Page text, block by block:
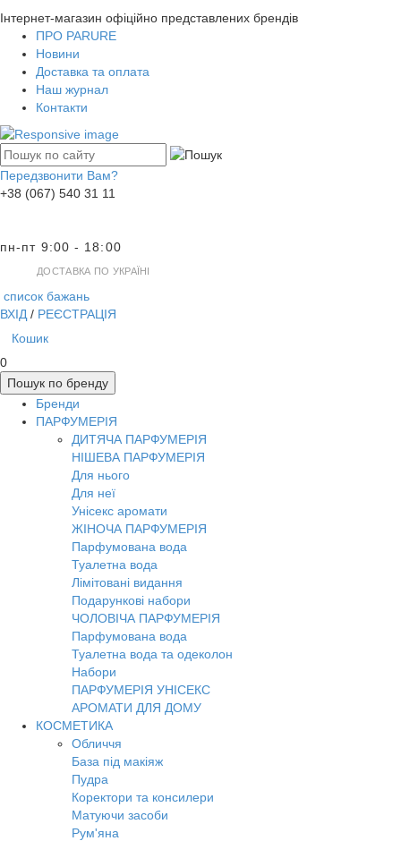
Інтернет-магазин офіційно представлених брендів
ПРО PARURE
Новини
Доставка та оплата
Наш журнал
Контакти
Передзвонити Вам?
+38 (067) 540 31 11
пн-пт 9:00 - 18:00
ДОСТАВКА ПО УКРАЇНІ
список бажань
ВХІД / РЕЄСТРАЦІЯ
Кошик
0
Пошук по бренду
Бренди
ПАРФУМЕРІЯ
ДИТЯЧА ПАРФУМЕРІЯ
НІШЕВА ПАРФУМЕРІЯ
Для нього
Для неї
Унісекс аромати
ЖІНОЧА ПАРФУМЕРІЯ
Парфумована вода
Туалетна вода
Лімітовані видання
Подарункові набори
ЧОЛОВІЧА ПАРФУМЕРІЯ
Парфумована вода
Туалетна вода та одеколон
Набори
ПАРФУМЕРІЯ УНІСЕКС
АРОМАТИ ДЛЯ ДОМУ
КОСМЕТИКА
Обличчя
База під макіяж
Пудра
Коректори та консилери
Матуючи засоби
Рум'яна